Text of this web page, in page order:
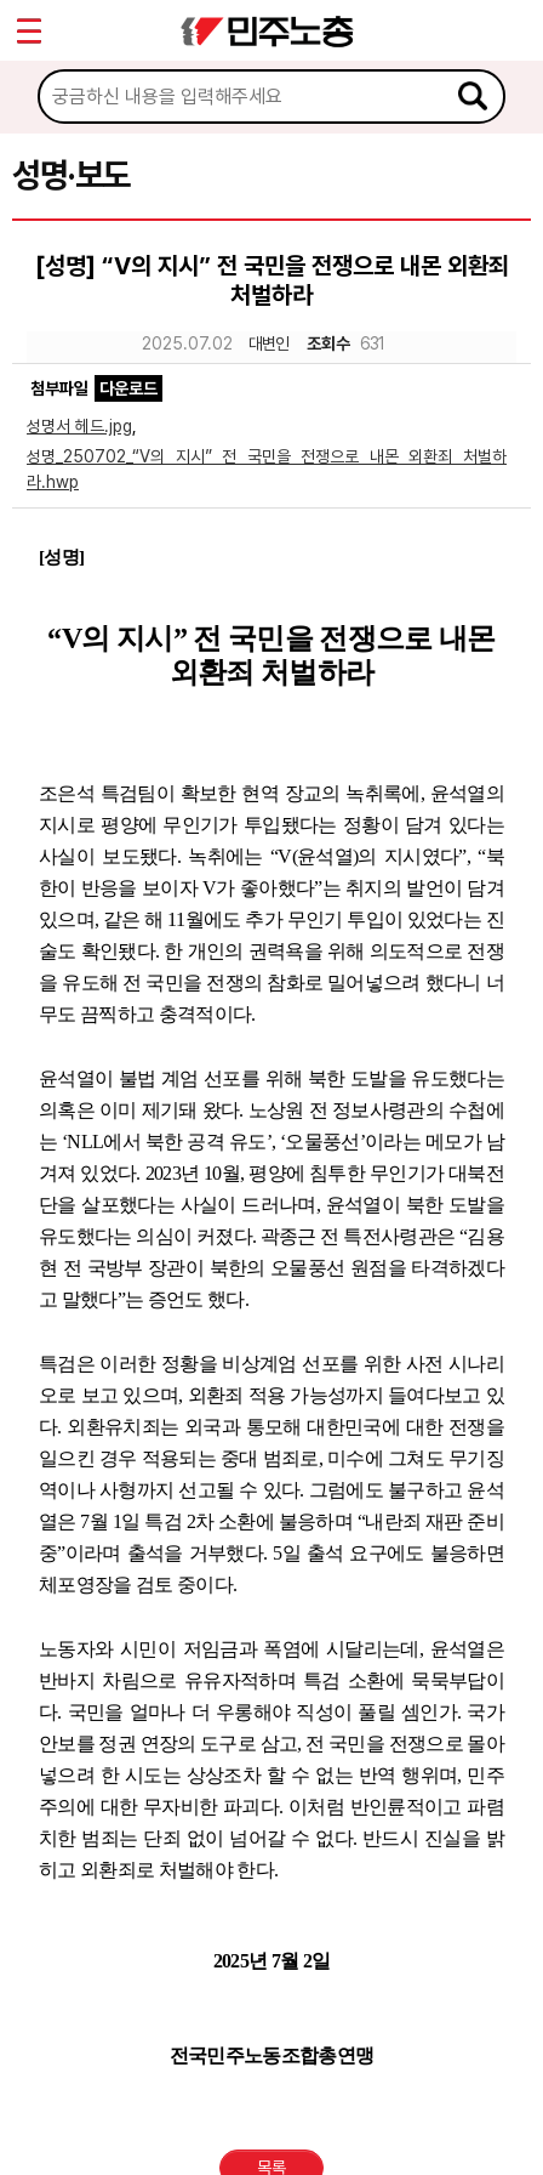
성명·보도
[성명] “V의 지시” 전 국민을 전쟁으로 내몬 외환죄
처벌하라
2025.07.02 대변인 조회수 631
첨부파일
다운로드
성명서 헤드.jpg
성명_250702_“V의 지시” 전 국민을 전쟁으로 내몬 외환죄 처벌하
라.hwp
[성명]
“V의 지시 ” 전 국민을 전쟁으로 내몬
외환죄 처벌하라
조은석 특검팀이 확보한 현역 장교의 녹취록에 , 윤석열의
지시로 평양에 무인기가 투입됐다는 정황이 담겨 있다는
사실이 보도됐다. 녹취에는“V(윤석열)의 지시였다”, “북
한이 반응을 보이자V가 좋아했다”는 취지의 발언이 담겨
있으며, 같은 해 11 월에도 추가 무인기 투입이 있었다는 진
술도 확인됐다. 한 개인의 권력욕을 위해 의도적으로 전쟁
을 유도해 전 국민을 전쟁의 참화로 밀어넣으려 했다니 너
무도 끔찍하고 충격적이다.
윤석열이 불법 계엄 선포를 위해 북한 도발을 유도했다는
의혹은 이미 제기돼 왔다. 노상원 전 정보사령관의 수첩에
는 ‘NLL에서 북한 공격 유도’, ‘오물풍선 ’이라는 메모가 남
겨져 있었다. 2023년 10월,평양에 침투한 무인기가 대북전
단을 살포했다는 사실이 드러나며 , 윤석열이 북한 도발을
유도했다는 의심이 커졌다. 곽종근 전 특전사령관은 “김용
현 전 국방부 장관이 북한의 오물풍선 원점을 타격하겠다
고 말했다”는 증언도 했다.
특검은 이러한 정황을 비상계엄 선포를 위한 사전 시나리
오로 보고 있으며, 외환죄 적용 가능성까지 들여다보고 있
다. 외환유치죄는 외국과 통모해 대한민국에 대한 전쟁을
일으킨 경우 적용되는 중대 범죄로, 미수에 그쳐도 무기징
역이나 사형까지 선고될 수 있다. 그럼에도 불구하고 윤석
열은 7월 1일 특검 2차 소환에 불응하며 “내란죄 재판 준비
중”이라며 출석을 거부했다. 5일 출석 요구에도 불응하면
체포영장을 검토 중이다.
노동자와 시민이 저임금과 폭염에 시달리는데 , 윤석열은
반바지 차림으로 유유자적하며 특검 소환에 묵묵부답이
다. 국민을 얼마나 더 우롱해야 직성이 풀릴 셈인가. 국가
안보를 정권 연장의 도구로 삼고, 전 국민을 전쟁으로 몰아
넣으려 한 시도는 상상조차 할 수 없는 반역 행위며, 민주
주의에 대한 무자비한 파괴다. 이처럼 반인륜적이고 파렴
치한 범죄는 단죄 없이 넘어갈 수 없다. 반드시 진실을 밝
히고 외환죄로 처벌해야 한다.
2025년 7월 2일
전국민주노동조합총연맹
목록
마이페이지
소개
소식
공지사항
성명·보도
노동상담
자료
Sketchbook5, 스케치북5
Sketchbook5, 스케치북5